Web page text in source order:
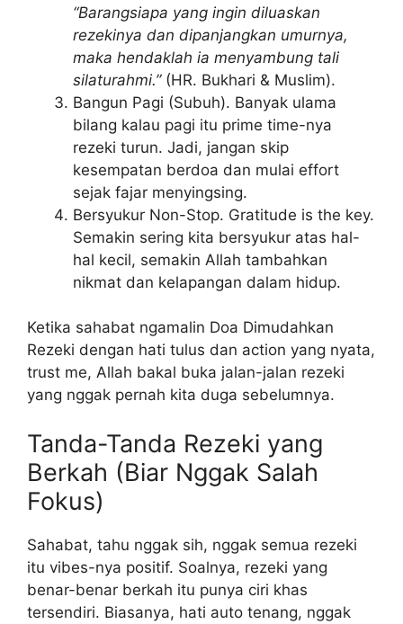
“Barangsiapa yang ingin diluaskan
rezekinya dan dipanjangkan umurnya,
maka hendaklah ia menyambung tali
silaturahmi.” (HR. Bukhari & Muslim).
Bangun Pagi (Subuh). Banyak ulama
bilang kalau pagi itu prime time-nya
rezeki turun. Jadi, jangan skip
kesempatan berdoa dan mulai effort
sejak fajar menyingsing.
Bersyukur Non-Stop. Gratitude is the key.
Semakin sering kita bersyukur atas hal-
hal kecil, semakin Allah tambahkan
nikmat dan kelapangan dalam hidup.
Ketika sahabat ngamalin Doa Dimudahkan
Rezeki dengan hati tulus dan action yang nyata,
trust me, Allah bakal buka jalan-jalan rezeki
yang nggak pernah kita duga sebelumnya.
Tanda-Tanda Rezeki yang
Berkah (Biar Nggak Salah
Fokus)
Sahabat, tahu nggak sih, nggak semua rezeki
itu vibes-nya positif. Soalnya, rezeki yang
benar-benar berkah itu punya ciri khas
tersendiri. Biasanya, hati auto tenang, nggak